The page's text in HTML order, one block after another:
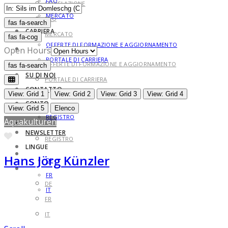
MERCATO
CARRIERA
OFFERTE DI FORMAZIONE E AGGIORNAMENTO
PORTALE DI CARRIERA
SU DI NOI
CONTATTO
CONTO
REGISTRO
NEWSLETTER
LINGUE
DE
FR
IT
LEGISLAZIONE
FAQ
MERCATO
CARRIERA
OFFERTE DI FORMAZIONE E AGGIORNAMENTO
PORTALE DI CARRIERA
SU DI NOI
CONTATTO
CONTO
REGISTRO
LINGUE
DE
FR
IT
fas fa-searchfas fa-search
fas fa-cog
Open Hours
fas fa-searchfas fa-search
View: Grid 1 View: Grid 2 View: Grid 3
View: Grid 4
View: Grid 5
Elenco
Aquakulturen
Preferito
Hans Jörg Künzler